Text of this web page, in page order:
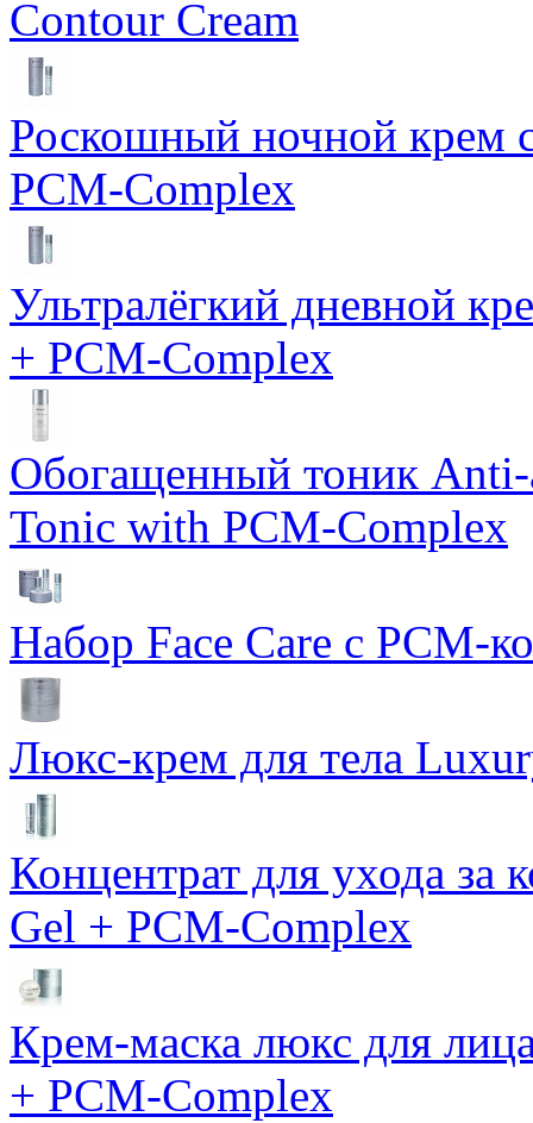
Contour Cream
Роскошный ночной крем
PCM-Complex
Ультралёгкий дневной
+ PCM-Complex
Обогащенный тоник Anti-
Tonic with PCM-Complex
Набор Face Care с PCM-
Люкс-крем для тела
Концентрат для ухода за
Gel + PCM-Complex
Крем-маска люкс для
+ PCM-Complex